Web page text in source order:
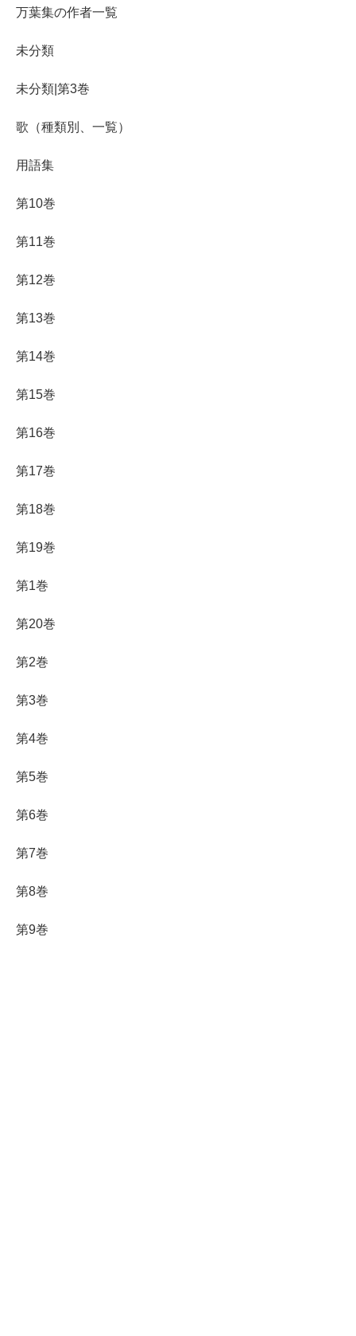
万葉集の作者一覧
未分類
未分類|第3巻
歌（種類別、一覧）
用語集
第10巻
第11巻
第12巻
第13巻
第14巻
第15巻
第16巻
第17巻
第18巻
第19巻
第1巻
第20巻
第2巻
第3巻
第4巻
第5巻
第6巻
第7巻
第8巻
第9巻